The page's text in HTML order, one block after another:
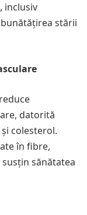
inclusiv
stării
datorită
colesterol.
în fibre,
sănătatea